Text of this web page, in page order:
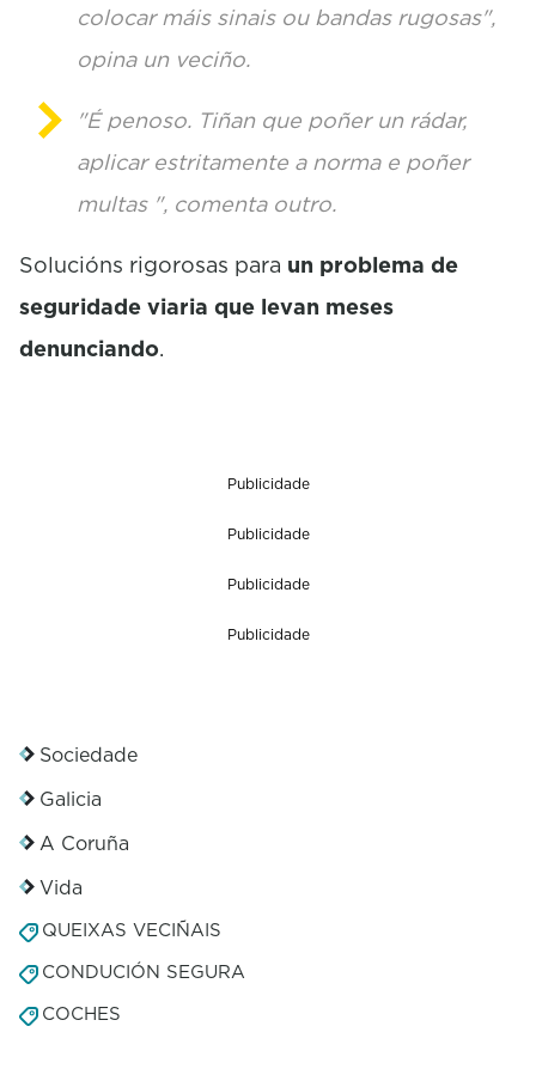
colocar máis sinais ou bandas rugosas",
opina un veciño.
"É penoso. Tiñan que poñer un rádar,
aplicar estritamente a norma e poñer
multas ", comenta outro.
Solucións rigorosas para un problema de
seguridade viaria que levan meses
denunciando.
Publicidade
Publicidade
Publicidade
Publicidade
Sociedade
Galicia
A Coruña
Vida
QUEIXAS VECIÑAIS
CONDUCIÓN SEGURA
COCHES